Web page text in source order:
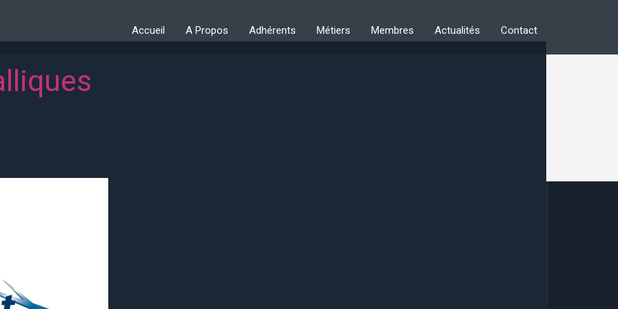
Accueil A Propos Adhérents Métiers Membres Actualités Contact